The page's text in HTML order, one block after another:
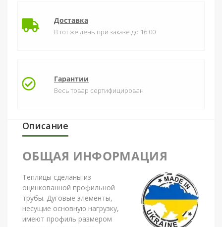
Доставка
В тот же день при заказе до 16:00
Гарантии
Весь товар сертифицирован
Описание
ОБЩАЯ ИНФОРМАЦИЯ
Теплицы сделаны из
оцинкованной профильной
трубы. Дуговые элементы,
несущие основную нагрузку,
имеют профиль размером